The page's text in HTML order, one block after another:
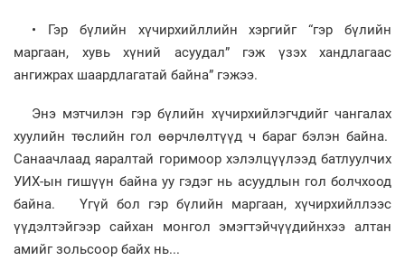
• Гэр бүлийн хүчирхийллийн хэргийг “гэр бүлийн
маргаан, хувь хүний асуудал” гэж үзэх хандлагаас
ангижрах шаардлагатай байна” гэжээ.
Энэ мэтчилэн гэр бүлийн хүчирхийлэгчдийг чангалах
хуулийн төслийн гол өөрчлөлтүүд ч бараг бэлэн байна.
Санаачлаад яаралтай горимоор хэлэлцүүлээд батлуулчих
УИХ-ын гишүүн байна уу гэдэг нь асуудлын гол болчхоод
байна. Үгүй бол гэр бүлийн маргаан, хүчирхийллээс
үүдэлтэйгээр сайхан монгол эмэгтэйчүүдийнхээ алтан
амийг зольсоор байх нь...